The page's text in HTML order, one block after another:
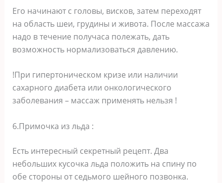
Его начинают с головы, висков, затем переходят
на область шеи, грудины и живота. После массажа
надо в течение получаса полежать, дать
возможность нормализоваться давлению.
!При гипертоническом кризе или наличии
сахарного диабета или онкологического
заболевания – массаж применять нельзя !
6.Примочка из льда :
Есть интересный секретный рецепт. Два
небольших кусочка льда положить на спину по
обе стороны от седьмого шейного позвонка.